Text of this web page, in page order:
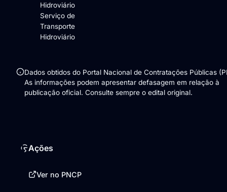
Hidroviário
Serviço de
Transporte
Hidroviário
Dados obtidos do Portal Nacional de Contratações Públicas
As informações podem apresentar defasagem em relação à
publicação oficial. Consulte sempre o edital original.
Ações
Ver no PNCP